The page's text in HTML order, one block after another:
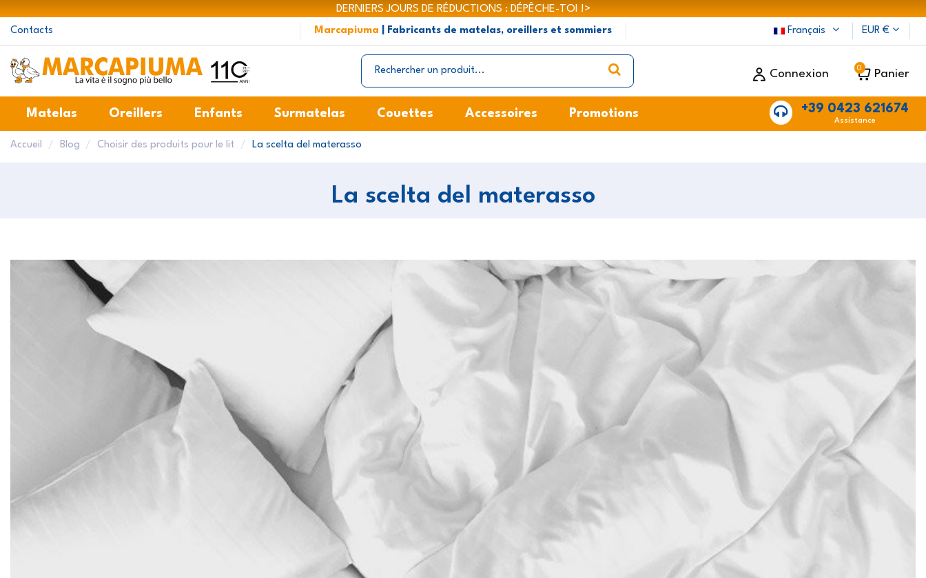
DERNIERS JOURS DE RÉDUCTIONS : DÉPÊCHE-TOI !>
Contacts Marcapiuma | Fabricants de matelas, oreillers et sommiers Français EUR €
Connexion 0 Panier
Matelas Oreillers Enfants Surmatelas Couettes Accessoires Promotions +39 0423 621674
Assistance
Accueil Blog Choisir des produits pour le lit La scelta del materasso
La scelta del materasso